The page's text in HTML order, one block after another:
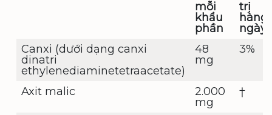
mỗi
khẩu
phần
trị
hàng
ngày
Canxi (dưới dạng canxi
dinatri
ethylenediaminetetraacetate)
48
mg
3%
Axit malic
2.000
mg
†